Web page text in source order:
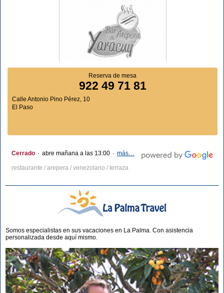
Reserva de mesa
922 49 71 81
Calle Antonio Pino Pérez, 10
El Paso
Cerrado · abre mañana a las 13:00 · más…
restaurante / arepera / venezolano / terraza
Somos especialistas en sus vacaciones en La Palma. Con asistencia
personalizada desde aquí mismo.